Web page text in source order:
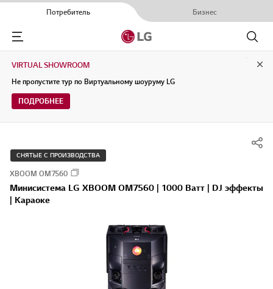
Потребитель Бизнес
Menu
Поиск
VIRTUAL SHOWROOM
Не пропустите тур по Виртуальному шоуруму LG
ПОДРОБНЕЕ
СНЯТЫЕ С ПРОИЗВОДСТВА
XBOOM OM7560
Минисистема LG XBOOM OM7560 | 1000 Ватт | DJ эффекты
| Караоке